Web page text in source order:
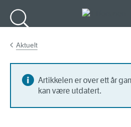
Aktuelt
Artikkelen er over ett år
kan være utdatert.